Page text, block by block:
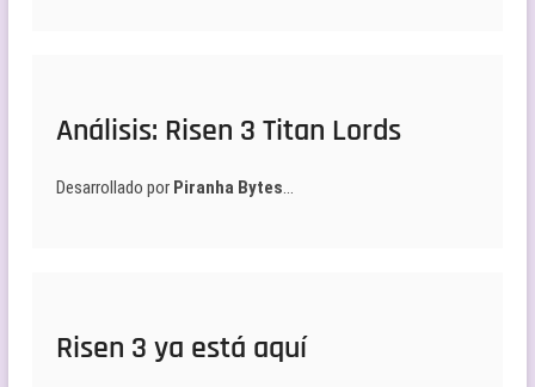
Análisis: Risen 3 Titan Lords
Desarrollado por Piranha Bytes…
Risen 3 ya está aquí